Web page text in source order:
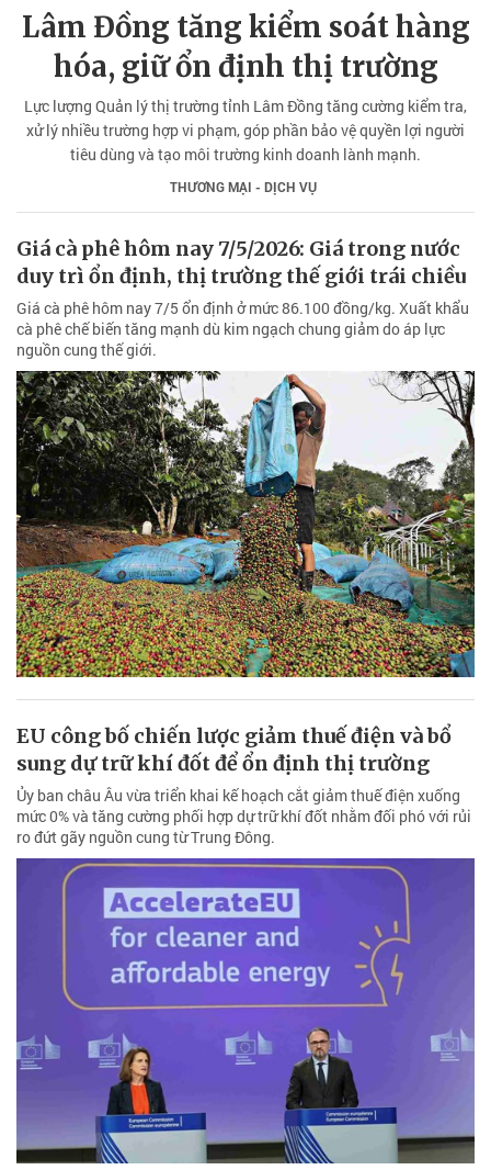
Lâm Đồng tăng kiểm soát hàng
hóa, giữ ổn định thị trường
Lực lượng Quản lý thị trường tỉnh Lâm Đồng tăng cường kiểm tra,
xử lý nhiều trường hợp vi phạm, góp phần bảo vệ quyền lợi người
tiêu dùng và tạo môi trường kinh doanh lành mạnh.
THƯƠNG MẠI - DỊCH VỤ
Giá cà phê hôm nay 7/5/2026: Giá trong nước
duy trì ổn định, thị trường thế giới trái chiều
Giá cà phê hôm nay 7/5 ổn định ở mức 86.100 đồng/kg. Xuất khẩu
cà phê chế biến tăng mạnh dù kim ngạch chung giảm do áp lực
nguồn cung thế giới.
EU công bố chiến lược giảm thuế điện và bổ
sung dự trữ khí đốt để ổn định thị trường
Ủy ban châu Âu vừa triển khai kế hoạch cắt giảm thuế điện xuống
mức 0% và tăng cường phối hợp dự trữ khí đốt nhằm đối phó với rủi
ro đứt gãy nguồn cung từ Trung Đông.